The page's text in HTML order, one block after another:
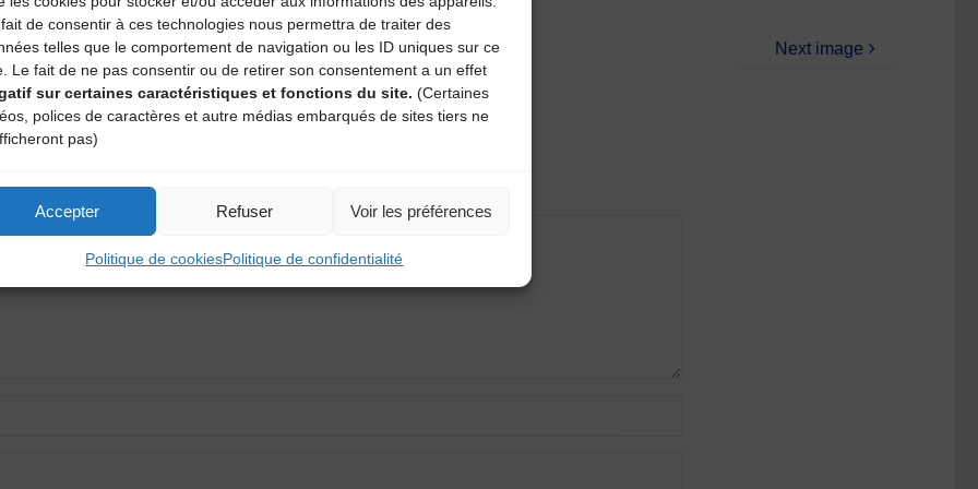
de consentir à ces technologies nous permettra de traiter des
telles que le comportement de navigation ou les ID uniques sur ce
Le fait de ne pas consentir ou de retirer son consentement a un effet
sur certaines caractéristiques et fonctions du site. (Certaines
polices de caractères et autre médias embarqués de sites tiers ne
pas)
Accepter Refuser Voir les préférences
Politique de cookiesPolitique de confidentialité
Next image
sont indiqués avec